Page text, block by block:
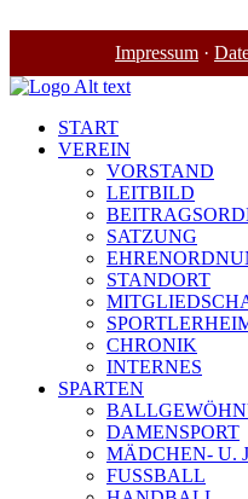
Impressum ·
START
VEREIN
VORSTAND
LEITBILD
SATZUNG
STANDORT
CHRONIK
INTERNES
SPARTEN
DAMENSPORT
MÄDCHEN- U.
FUSSBALL